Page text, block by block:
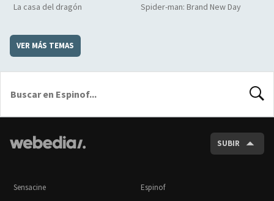
La casa del dragón Spider-man: Brand New Day
VER MÁS TEMAS
SUBIR
Sensacine Espinof